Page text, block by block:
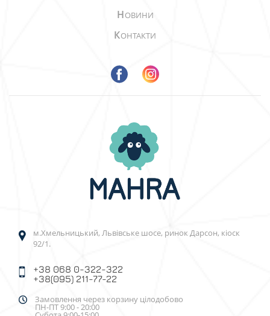
НОВИНИ
КОНТАКТИ
м.Хмельницький, Львівське шосе, ринок Дарсон, кіоск
92/1.
+38 068 0-322-322
+38(095) 211-77-22
Замовлення через корзину цілодобово
ПН-ПТ 9:00 - 20:00